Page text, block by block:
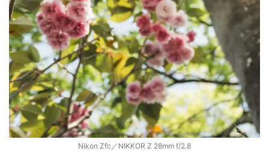
Nikon Zfc／NIKKOR Z 28mm f/2.8